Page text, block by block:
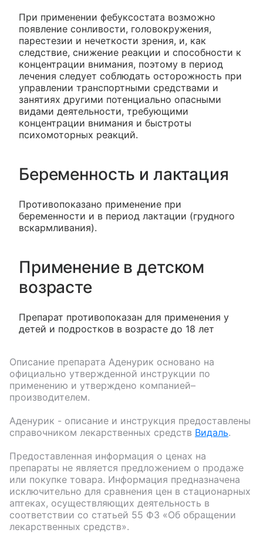
При применении фебуксостата возможно
появление сонливости, головокружения,
парестезии и нечеткости зрения, и, как
следствие, снижение реакции и способности к
концентрации внимания, поэтому в период
лечения следует соблюдать осторожность при
управлении транспортными средствами и
занятиях другими потенциально опасными
видами деятельности, требующими
концентрации внимания и быстроты
психомоторных реакций.
Беременность и лактация
Противопоказано применение при
беременности и в период лактации (грудного
вскармливания).
Применение в детском
возрасте
Препарат противопоказан для применения у
детей и подростков в возрасте до 18 лет
Описание препарата Аденурик основано на
официально утвержденной инструкции по
применению и утверждено компанией–
производителем.
Аденурик - описание и инструкция предоставлены
справочником лекарственных средств Видаль.
Предоставленная информация о ценах на
препараты не является предложением о продаже
или покупке товара. Информация предназначена
исключительно для сравнения цен в стационарных
аптеках, осуществляющих деятельность в
соответствии со статьей 55 ФЗ «Об обращении
лекарственных средств».